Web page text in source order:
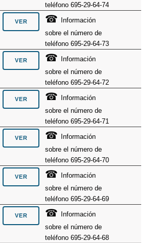
teléfono 695-29-64-74
☎ Información
sobre el número de
teléfono 695-29-64-73
☎ Información
sobre el número de
teléfono 695-29-64-72
☎ Información
sobre el número de
teléfono 695-29-64-71
☎ Información
sobre el número de
teléfono 695-29-64-70
☎ Información
sobre el número de
teléfono 695-29-64-69
☎ Información
sobre el número de
teléfono 695-29-64-68